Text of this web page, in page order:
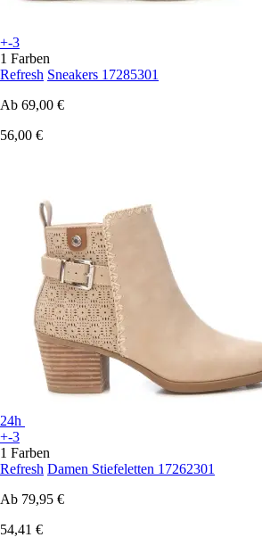
+-3
1 Farben
Refresh Sneakers 17285301
Ab 69,00 €
56,00 €
24h
+-3
1 Farben
Refresh Damen Stiefeletten 17262301
Ab 79,95 €
54,41 €